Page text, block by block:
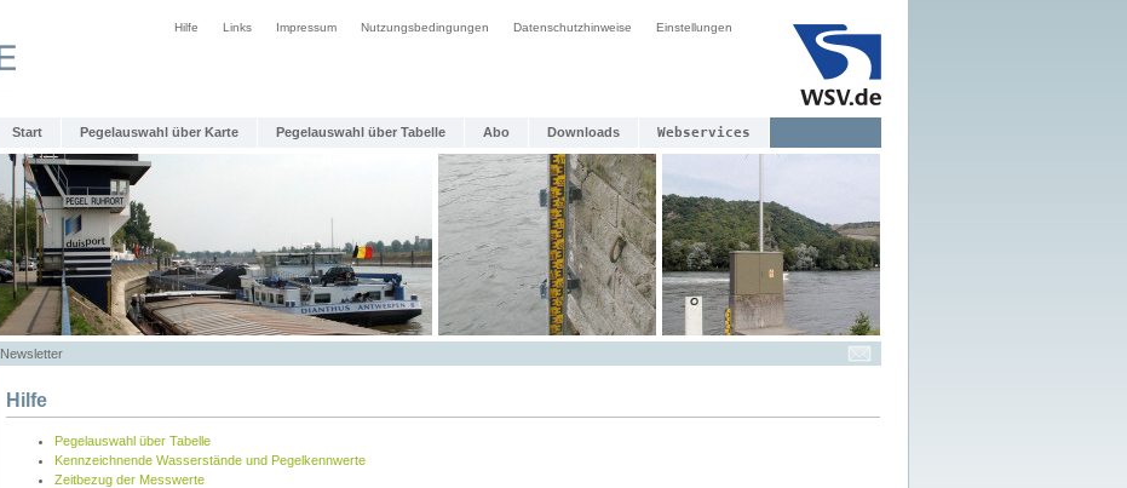
Hilfe Links Impressum Nutzungsbedingungen Datenschutzhinweise Einstellungen
Start Pegelauswahl über Karte Pegelauswahl über Tabelle Abo Downloads Webservices
Newsletter
Hilfe
Pegelauswahl über Tabelle
Kennzeichnende Wasserstände und Pegelkennwerte
Zeitbezug der Messwerte